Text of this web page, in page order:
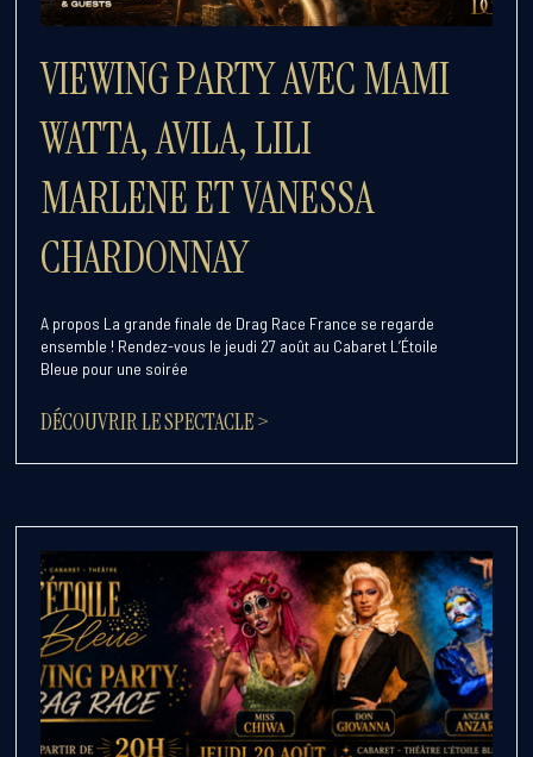
VIEWING PARTY AVEC MAMI
WATTA, AVILA, LILI
MARLENE ET VANESSA
CHARDONNAY
A propos La grande finale de Drag Race France se regarde
ensemble ! Rendez-vous le jeudi 27 août au Cabaret L’Étoile
Bleue pour une soirée
DÉCOUVRIR LE SPECTACLE >